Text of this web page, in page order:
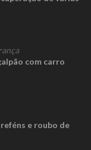
com carro
e roubo de